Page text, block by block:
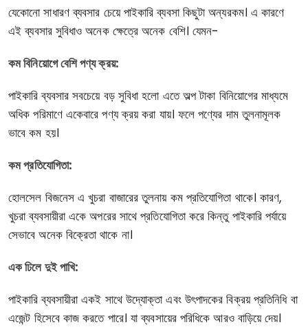
যেকোনো সাধারণ ব্যবসার চেয়ে পাইকারি ব্যবসা কিছুটা অন্যরকম। এ কারণে
এই ব্যবসার সুবিধাও অনেক ক্ষেত্রে অনেক বেশি। যেমন-
কম বিনিয়োগে বেশি পণ্য ক্রয়:
পাইকারি ব্যবসার সবচেয়ে বড় সুবিধা হলো এতে অল্প টাকা বিনিয়োগের মাধ্যমে
অধিক পরিমাণে একেবারে পণ্য ক্রয় করা যায়। ফলে পণ্যের দাম তুলনামূলক
ভাবে কম হয়।
কম প্রতিযোগিতা:
হোলসেল বিজনেস এ খুচরা বাজারের তুলনায় কম প্রতিযোগিতা থাকে। কারণ,
খুচরা ব্যবসায়ীরা একে অপরের সাথে প্রতিযোগিতা করে কিন্তু পাইকারি পর্যায়ে
সেভাবে অনেক বিক্রেতা থাকে না।
এক ঢিলে দুই পাখি:
পাইকারি ব্যবসায়ীরা একই সাথে উদ্যোক্তা এবং উৎপাদকের বিক্রয় প্রতিনিধি বা
এজেন্ট হিসেবে কাজ করতে পারে। যা ব্যবসায়ের পরিধিকে আরও বাড়িয়ে দেয়।